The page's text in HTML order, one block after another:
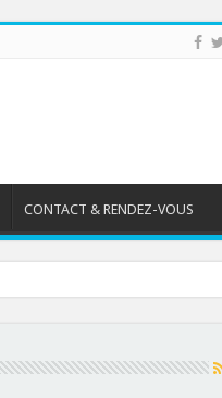
CONTACT & RENDEZ-VOUS